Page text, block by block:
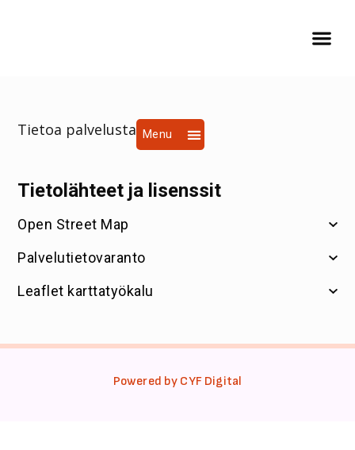
Tietoa palvelusta
Tietolähteet ja lisenssit
Open Street Map
Palvelutietovaranto
Leaflet karttatyökalu
Powered by CYF Digital